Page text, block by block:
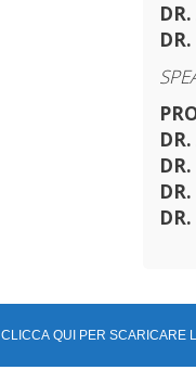
CLICCA QUI PER SCARICARE